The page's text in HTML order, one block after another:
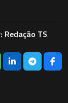
Redação TS